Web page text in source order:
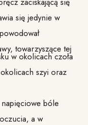
się jedynie w
towarzyszące tej
w okolicach czoła
szyi oraz
bóle
a w